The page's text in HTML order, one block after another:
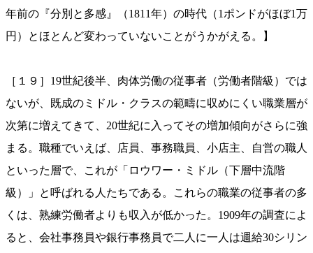
年前の『分別と多感』（1811年）の時代（1ポンドがほぼ1万
円）とほとんど変わっていないことがうかがえる。】
［１９］19世紀後半、肉体労働の従事者（労働者階級）では
ないが、既成のミドル・クラスの範疇に収めにくい職業層が
次第に増えてきて、20世紀に入ってその増加傾向がさらに強
まる。職種でいえば、店員、事務職員、小店主、自営の職人
といった層で、これが「ロウワー・ミドル（下層中流階
級）」と呼ばれる人たちである。これらの職業の従事者の多
くは、熟練労働者よりも収入が低かった。1909年の調査によ
ると、会社事務員や銀行事務員で二人に一人は週給30シリン